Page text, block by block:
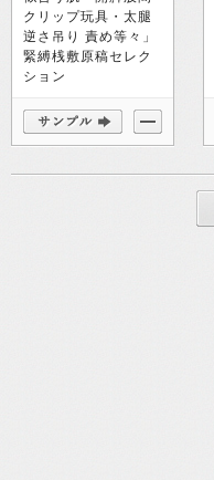
クリップ玩具・太腿
逆さ吊り 責め等々」
緊縛桟敷原稿セレク
ション